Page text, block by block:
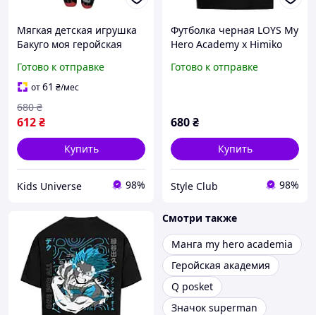
Мягкая детская игрушка
Бакуго моя геройская
academy Art6110
Готово к отправке
от61 ₴/мес
612₴
680 ₴
Купить
Kids Universe 98%
Футболка черная LOYS My
Hero Academy x Himiko
Готово к отправке
680₴
Купить
Style Club 98%
Смотри также
Манга my hero academia
Геройская академия
Q posket
Значок superman